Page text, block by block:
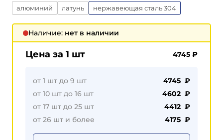
Наличие: нет в наличии
Цена за 1 шт 4745 ₽
от 1 шт до 9 шт
4745 ₽
от 10 шт до 16 шт
4602 ₽
от 17 шт до 25 шт
4412 ₽
от 26 шт и более
4175 ₽
алюминий латунь
нержавеющая сталь 304
нержавеющая сталь 316
полипропилен